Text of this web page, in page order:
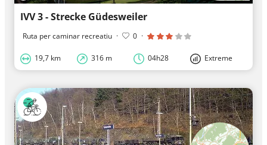
IVV 3 - Strecke Güdesweiler
Ruta per caminar recreatiu · 0 ·
19,7 km 316 m 04h28 Extreme